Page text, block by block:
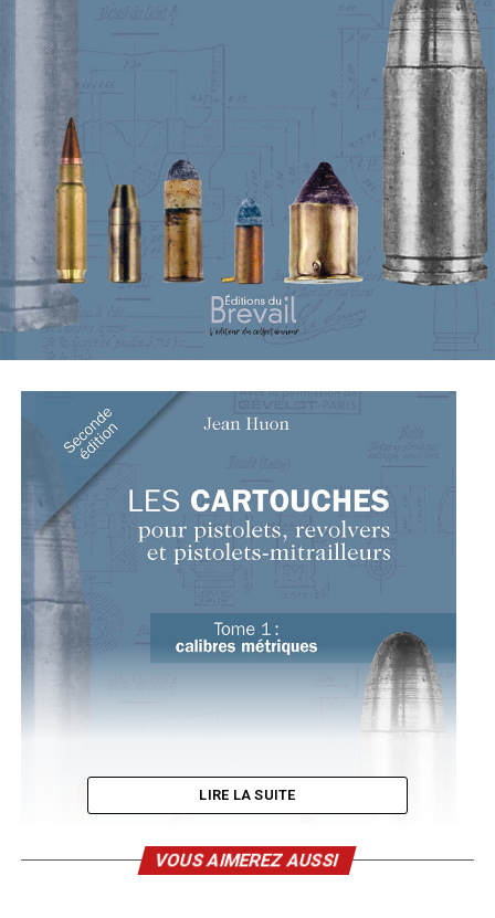
LIRE LA SUITE
VOUS AIMEREZ AUSSI